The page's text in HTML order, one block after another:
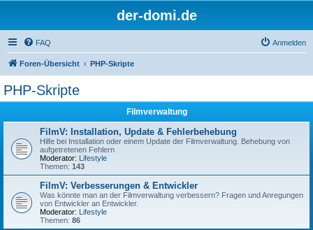
der-domi.de
FAQ Anmelden
Foren-Übersicht PHP-Skripte
PHP-Skripte
Filmverwaltung
FilmV: Installation, Update & Fehlerbehebung
Hilfe bei Installation oder einem Update der Filmverwaltung. Behebung von
aufgetretenen Fehlern
Moderator: Lifestyle
Themen: 143
FilmV: Verbesserungen & Entwickler
Was könnte man an der Filmverwaltung verbessern? Fragen und Anregungen
von Entwickler an Entwickler.
Moderator: Lifestyle
Themen: 86